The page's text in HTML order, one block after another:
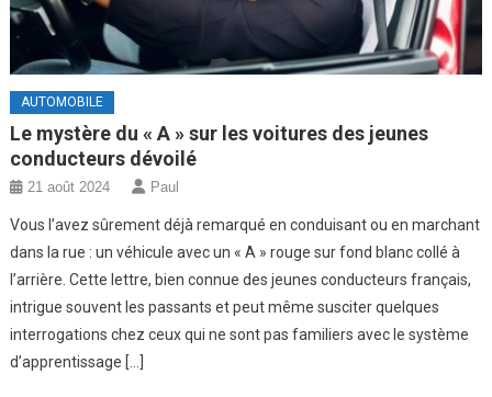
AUTOMOBILE
Le mystère du « A » sur les voitures des jeunes
conducteurs dévoilé
21 août 2024 Paul
Vous l’avez sûrement déjà remarqué en conduisant ou en marchant
dans la rue : un véhicule avec un « A » rouge sur fond blanc collé à
l’arrière. Cette lettre, bien connue des jeunes conducteurs français,
intrigue souvent les passants et peut même susciter quelques
interrogations chez ceux qui ne sont pas familiers avec le système
d’apprentissage […]